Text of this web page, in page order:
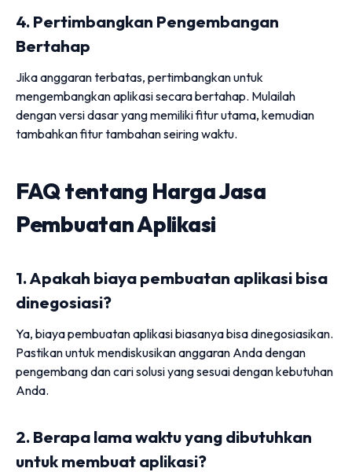
4. Pertimbangkan Pengembangan
Bertahap
Jika anggaran terbatas, pertimbangkan untuk
mengembangkan aplikasi secara bertahap. Mulailah
dengan versi dasar yang memiliki fitur utama, kemudian
tambahkan fitur tambahan seiring waktu.
FAQ tentang Harga Jasa
Pembuatan Aplikasi
1. Apakah biaya pembuatan aplikasi bisa
dinegosiasi?
Ya, biaya pembuatan aplikasi biasanya bisa dinegosiasikan.
Pastikan untuk mendiskusikan anggaran Anda dengan
pengembang dan cari solusi yang sesuai dengan kebutuhan
Anda.
2. Berapa lama waktu yang dibutuhkan
untuk membuat aplikasi?